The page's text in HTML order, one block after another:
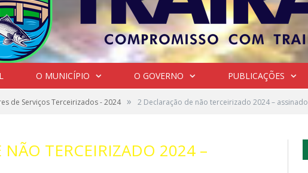
O MUNICÍPIO O GOVERNO PUBLICAÇÕES
de Serviços Terceirizados - 2024 » 2 Declaração de não terceirizado 2024 – assinado
NÃO TERCEIRIZADO 2024 –